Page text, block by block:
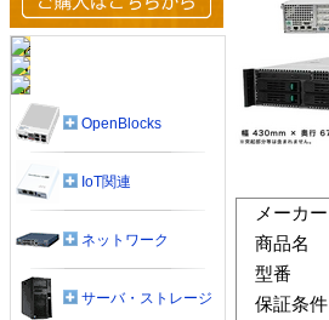
メーカー
商品名
型番
保証条件
OpenBlocks
IoT関連
ネットワーク
サーバ・ストレージ